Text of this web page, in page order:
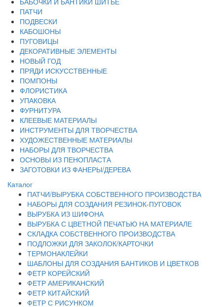
ПАТЧИ
ПОДВЕСКИ
КАБОШОНЫ
ПУГОВИЦЫ
ДЕКОРАТИВНЫЕ ЭЛЕМЕНТЫ
НОВЫЙ ГОД
ПРЯДИ ИСКУССТВЕННЫЕ
ПОМПОНЫ
ФЛОРИСТИКА
УПАКОВКА
ФУРНИТУРА
КЛЕЕВЫЕ МАТЕРИАЛЫ
ИНСТРУМЕНТЫ ДЛЯ ТВОРЧЕСТВА
ХУДОЖЕСТВЕННЫЕ МАТЕРИАЛЫ
НАБОРЫ ДЛЯ ТВОРЧЕСТВА
ОСНОВЫ ИЗ ПЕНОПЛАСТА
ЗАГОТОВКИ ИЗ ФАНЕРЫ/ДЕРЕВА
Каталог
ПАТЧИ/ВЫРУБКА СОБСТВЕННОГО ПРОИЗВОДСТВА
НАБОРЫ ДЛЯ СОЗДАНИЯ РЕЗИНОК-ПУГОВОК
ВЫРУБКА ИЗ ШИФОНА
ВЫРУБКА С ЦВЕТНОЙ ПЕЧАТЬЮ НА МАТЕРИАЛЕ
СКЛАДКА СОБСТВЕННОГО ПРОИЗВОДСТВА
ПОДЛОЖКИ ДЛЯ ЗАКОЛОК/КАРТОЧКИ
ТЕРМОНАКЛЕЙКИ
ШАБЛОНЫ ДЛЯ СОЗДАНИЯ БАНТИКОВ И ЦВЕТКОВ
ФЕТР КОРЕЙСКИЙ
ФЕТР АМЕРИКАНСКИЙ
ФЕТР КИТАЙСКИЙ
ФЕТР С РИСУНКОМ